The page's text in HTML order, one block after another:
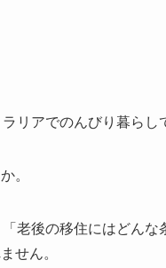
リアでのんびり暮らし
。
老後の移住にはどんな
せん。